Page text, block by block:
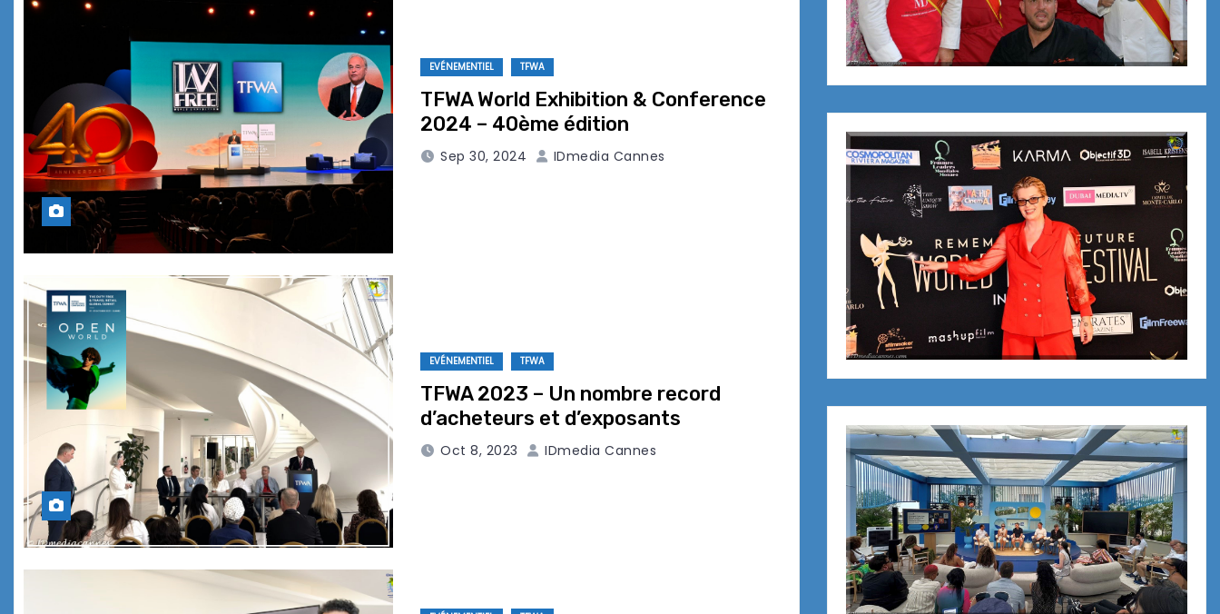
EVÉNEMENTIEL TFWA
TFWA World Exhibition & Conference
2024 – 40ème édition
Sep 30, 2024 IDmedia Cannes
EVÉNEMENTIEL TFWA
TFWA 2023 – Un nombre record
d’acheteurs et d’exposants
Oct 8, 2023 IDmedia Cannes